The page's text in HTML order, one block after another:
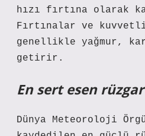
hızı fırtına olarak
Fırtınalar ve
genellikle yağmur,
getirir.
En sert esen
Dünya Meteoroloji